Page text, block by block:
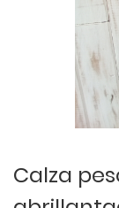
Calza